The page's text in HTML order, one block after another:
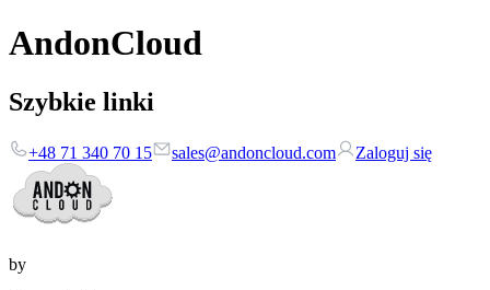
AndonCloud
Szybkie linki
+48 71 340 70 15 sales@andoncloud.com Zaloguj się
by